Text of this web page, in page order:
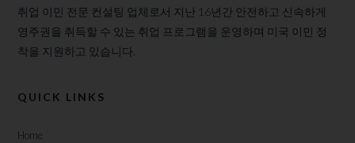
취업 이민 전문 컨설팅 업체로서 지난 16년간 안전하고 신속하게
영주권을 취득할 수 있는 취업 프로그램을 운영하며 미국 이민 정
착을 지원하고 있습니다.
QUICK LINKS
Home